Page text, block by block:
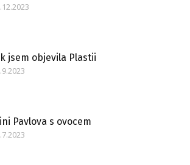
jsem objevila Plastii
Pavlova s ovocem